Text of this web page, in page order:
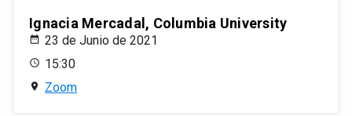
Ignacia Mercadal, Columbia University
23 de Junio de 2021
15:30
Zoom